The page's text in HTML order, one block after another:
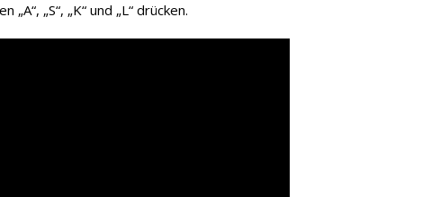
„S“, „K“ und „L“ drücken.